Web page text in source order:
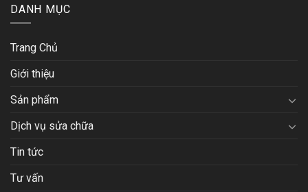
DANH MỤC
Trang Chủ
Giới thiệu
Sản phẩm
Dịch vụ sửa chữa
Tin tức
Tư vấn